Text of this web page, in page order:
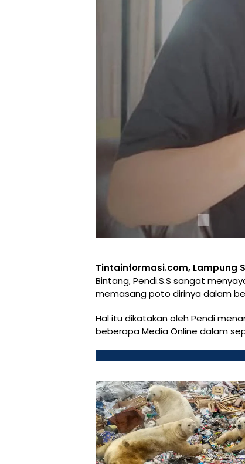
Tintainformasi.com, Lampung
Bintang, Pendi.S.S sangat
memasang poto dirinya dalam
Hal itu dikatakan oleh Pendi
beberapa Media Online dalam